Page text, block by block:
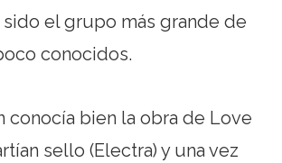
el grupo más grande de
conocidos.
conocía bien la obra de Love
sello (Electra) y una vez